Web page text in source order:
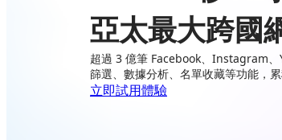
亞太最大跨國
超過 3 億筆 Facebook、Instagram、
篩選、數據分析、名單收藏等功能，
立即試用體驗